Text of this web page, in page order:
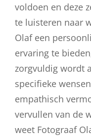
voldoen en deze
te luisteren naar
Olaf een
ervaring te
zorgvuldig wordt
specifieke
empathisch
vervullen van de
weet Fotograaf